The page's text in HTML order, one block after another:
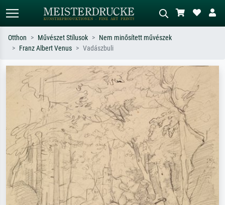
Keressen művész, műcím vagy stílus
szerint – pl. Monet, Csillagos éj,
impresszionizmus, Hokusai-hullám,
akt.
Írja le a jelenetet – pl. zöld rét, sok
piros absztrakt, sötét olajkép, álló akt
egy fa mellett.
Otthon Művészet Stílusok
Nem minősített művészek
Franz Albert Venus
Vadászbuli